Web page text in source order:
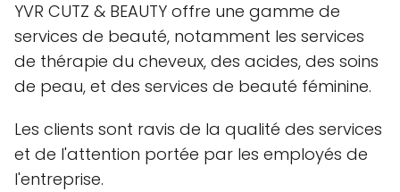
YVR CUTZ & BEAUTY offre une gamme de
services de beauté, notamment les services
de thérapie du cheveux, des acides, des soins
de peau, et des services de beauté féminine.
Les clients sont ravis de la qualité des services
et de l'attention portée par les employés de
l'entreprise.